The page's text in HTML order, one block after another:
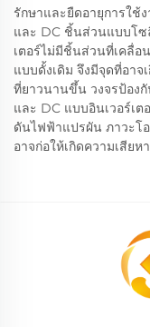
รักษาและยืดอายุการใช้
และ DC ชิ้นส่วนแบบโซ
เตอร์ไม่มีชิ้นส่วนที่เคลื่อ
แบบดั้งเดิม จึงมีจุดที่อาจ
ที่ยาวนานขึ้น วงจรป้อง
และ DC แบบอินเวอร์เ
ดันไฟฟ้าแปรผัน ภาวะโ
อาจก่อให้เกิดความเสียห